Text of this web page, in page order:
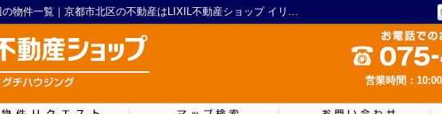
ローソンストア100 北大路大宮店周辺の物件一覧｜京都市北区の不動産はLIXIL不動産ショップ イリグチハウジング
営業時間：